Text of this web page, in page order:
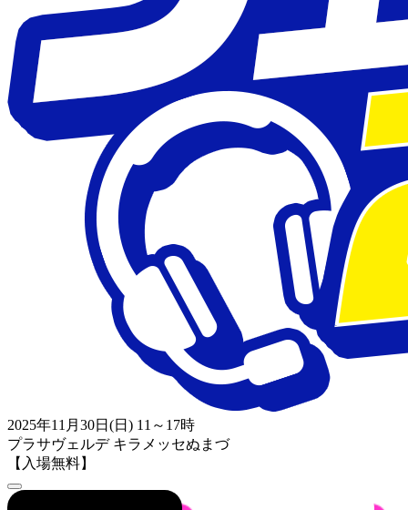
2025年11月30日(日) 11～17時
プラサヴェルデ キラメッセぬまづ
【入場無料】